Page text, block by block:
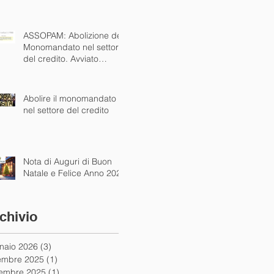
ASSOPAM: Abolizione del
Monomandato nel settore
del credito. Avviato
europee
Abolire il monomandato
nel settore del credito
Nota di Auguri di Buon
Natale e Felice Anno 2025
2026 (3)
2025 (1)